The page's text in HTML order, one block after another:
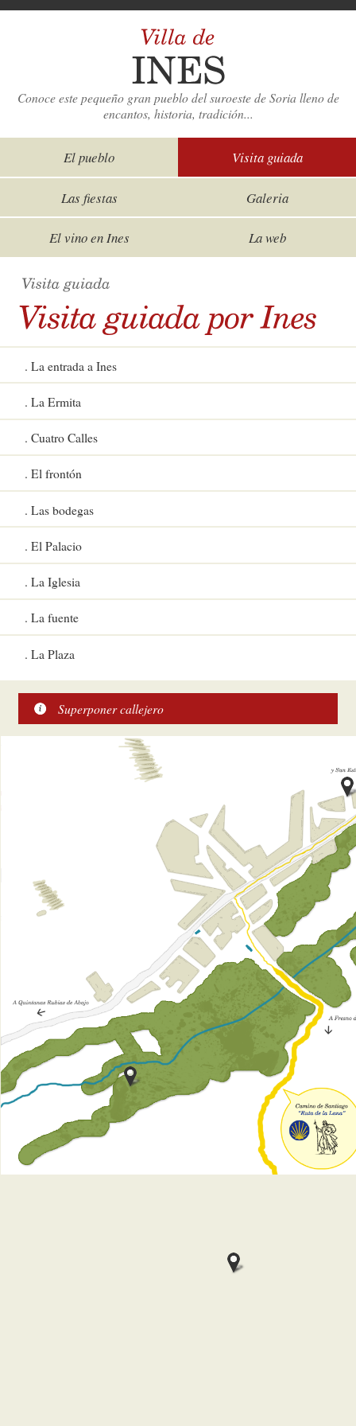
Conoce este pequeño gran pueblo del suroeste de Soria lleno de
encantos, historia, tradición...
El pueblo Visita guiada
Las fiestas Galeria
El vino en Ines La web
La entrada a Ines
La Ermita
Cuatro Calles
El frontón
Las bodegas
El Palacio
La Iglesia
La fuente
La Plaza
Superponer callejero